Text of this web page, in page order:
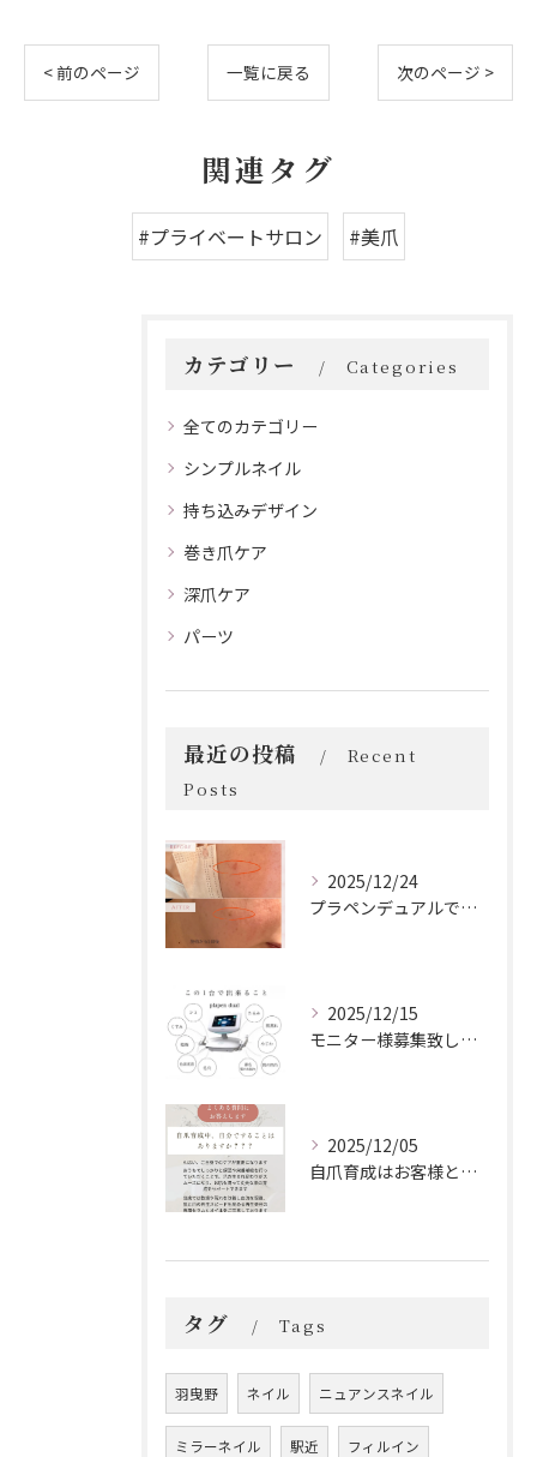
< 前のページ 一覧に戻る 次のページ >
関連タグ
#プライベートサロン #美爪
カテゴリー Categories
全てのカテゴリー
シンプルネイル
持ち込みデザイン
巻き爪ケア
深爪ケア
パーツ
最近の投稿
Recent
Posts
2025/12/24
プラペンデュアルでプラズマ照射
2025/12/15
モニター様募集致します！
2025/12/05
自爪育成はお客様とサロンの二人三脚
タグ Tags
羽曳野 ネイル ニュアンスネイル
ミラーネイル 駅近 フィルイン